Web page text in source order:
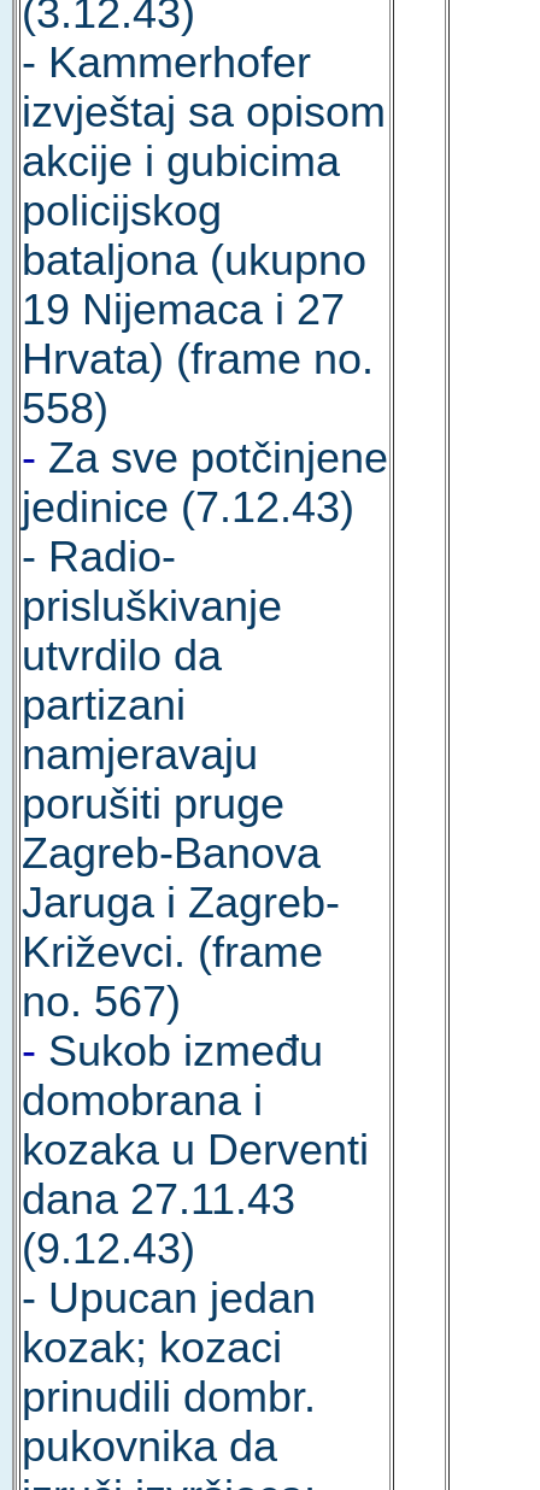
(3.12.43)
- Kammerhofer
izvještaj sa opisom
akcije i gubicima
policijskog
bataljona (ukupno
19 Nijemaca i 27
Hrvata) (frame no.
558)
- Za sve potčinjene
jedinice (7.12.43)
- Radio-
prisluškivanje
utvrdilo da
partizani
namjeravaju
porušiti pruge
Zagreb-Banova
Jaruga i Zagreb-
Križevci. (frame
no. 567)
- Sukob između
domobrana i
kozaka u Derventi
dana 27.11.43
(9.12.43)
- Upucan jedan
kozak; kozaci
prinudili dombr.
pukovnika da